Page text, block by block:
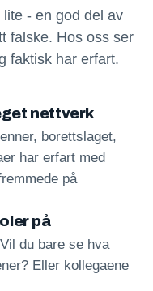
- en god del av
falske. Hos oss ser
faktisk har erfart.
nettverk
borettslaget,
har erfart med
på
på
du bare se hva
Eller kollegaene